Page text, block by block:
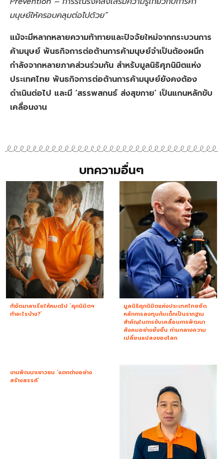
มนุษย์ให้ครอบคลุมต่อไปด้วย”
แม้จะมีหลากหลายความท้าทายและปัจจัยใหม่จากกระบวนการ
ค้ามนุษย์ พันธกิจการต่อต้านการค้ามนุษย์จำเป็นต้องผนึก
กำลังจากหลายภาคส่วนร่วมกัน สำหรับมูลนิธิศุภนิมิตแห่ง
ประเทศไทย พันธกิจการต่อต้านการค้ามนุษย์ยังคงต้อง
ดำเนินต่อไป และมี ‘สรรพสกนธ์ ส่งสุขกาย’ เป็นแกนหลักขับ
เคลื่อนงาน
บทความอื่นๆ
กำจัดมาลาเรียให้หมดไป ‘ศุภนิมิตฯ
ทำอะไรบ้าง?’
มูลนิธิศุภนิมิตแห่งประเทศไทยยึด
หลักการลงทุนกับเด็กเป็นรากฐาน
สำคัญในการขับเคลื่อนการพัฒนา
สังคมอย่างยั่งยืน ท่ามกลางความ
เปลี่ยนแปลงของโลก
งานพัฒนาเยาวชน ‘แตกต่างอย่าง
สร้างสรรค์’